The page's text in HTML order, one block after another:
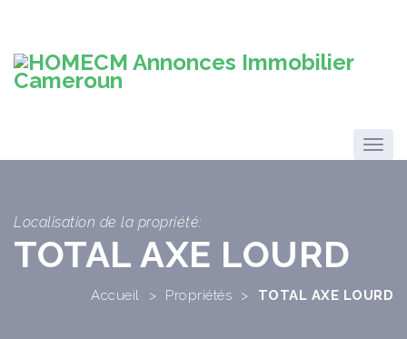
Localisation de la propriété:
TOTAL AXE LOURD
Accueil > Propriétés > TOTAL AXE LOURD